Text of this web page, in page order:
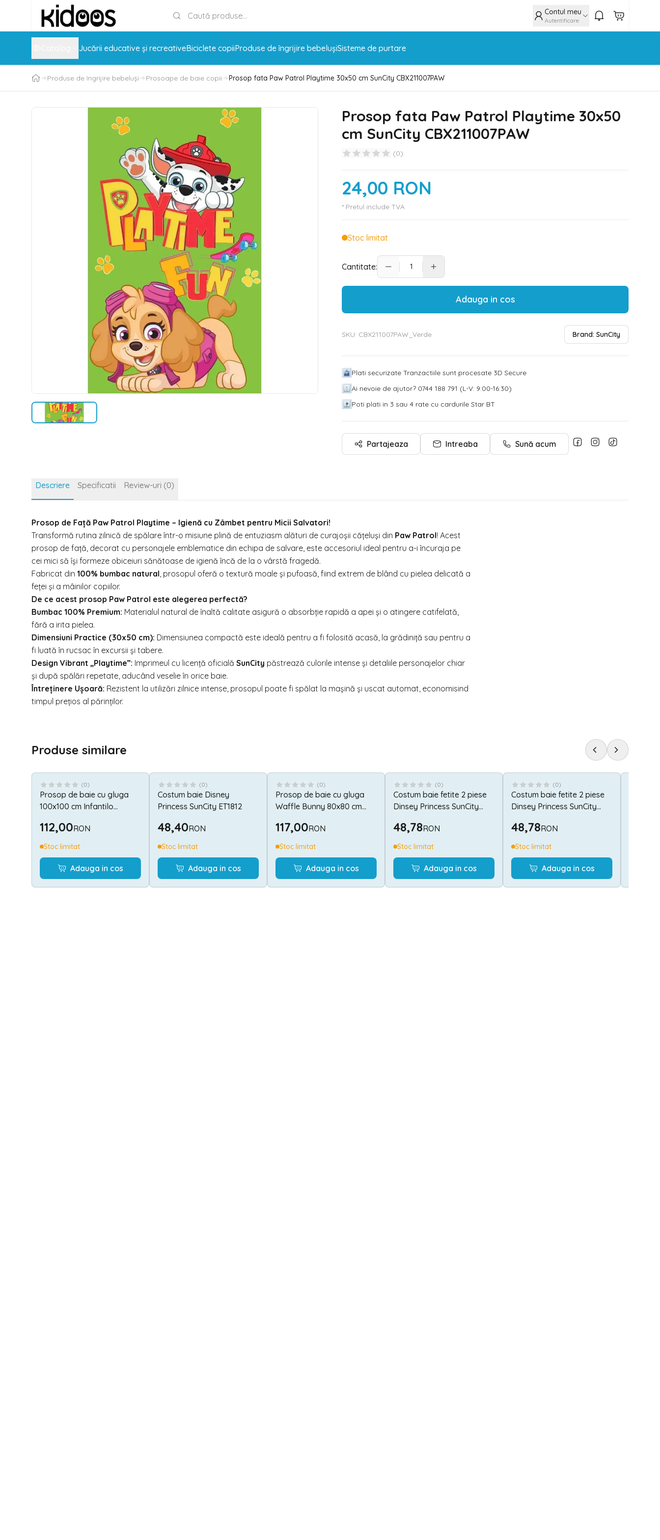
Contul meu
Autentificare
Jucării educative și recreativeBiciclete copiiProduse de îngrijire bebelușiSisteme de purtare
Produse de îngrijire bebeluși Prosoape de baie copii Prosop fata Paw Patrol Playtime 30x50 cm SunCity CBX211007PAW
Prosop fata Paw Patrol Playtime 30x50
cm SunCity CBX211007PAW
(0)
24,00 RON
* Pretul include TVA
Stoc limitat
Cantitate:
Adauga in cos
SKU: CBX211007PAW_Verde Brand: SunCity
Plati securizate Tranzactiile sunt procesate 3D Secure
Ai nevoie de ajutor? 0744 188 791 (L-V: 9:00-16:30)
Poti plati in 3 sau 4 rate cu cardurile Star BT
Partajeaza Intreaba Sună acum
Descriere Specificatii Review-uri (0)
Prosop de Față Paw Patrol Playtime – Igienă cu Zâmbet pentru Micii Salvatori!
Transformă rutina zilnică de spălare într-o misiune plină de entuziasm alături de curajoșii cățeluși din Paw Patrol! Acest
prosop de față, decorat cu personajele emblematice din echipa de salvare, este accesoriul ideal pentru a-i încuraja pe
cei mici să își formeze obiceiuri sănătoase de igienă încă de la o vârstă fragedă.
Fabricat din 100% bumbac natural, prosopul oferă o textură moale și pufoasă, fiind extrem de blând cu pielea delicată a
feței și a mâinilor copiilor.
De ce acest prosop Paw Patrol este alegerea perfectă?
Bumbac 100% Premium: Materialul natural de înaltă calitate asigură o absorbție rapidă a apei și o atingere catifelată,
fără a irita pielea.
Dimensiuni Practice (30x50 cm): Dimensiunea compactă este ideală pentru a fi folosită acasă, la grădiniță sau pentru a
fi luată în rucsac în excursii și tabere.
Design Vibrant „Playtime”: Imprimeul cu licență oficială SunCity păstrează culorile intense și detaliile personajelor chiar
și după spălări repetate, aducând veselie în orice baie.
Întreținere Ușoară: Rezistent la utilizări zilnice intense, prosopul poate fi spălat la mașină și uscat automat, economisind
timpul prețios al părinților.
Produse similare
(0)
Prosop de baie cu gluga
100x100 cm Infantilo
112,00RON
Stoc limitat
Adauga in cos
(0)
Costum baie Disney
Princess SunCity ET1812
48,40RON
Stoc limitat
Adauga in cos
(0)
Prosop de baie cu gluga
Waffle Bunny 80x80 cm
117,00RON
Stoc limitat
Adauga in cos
(0)
Costum baie fetite 2 piese
Dinsey Princess SunCity
48,78RON
Stoc limitat
Adauga in cos
(0)
Costum baie fetite 2 piese
Dinsey Princess SunCity
48,78RON
Stoc limitat
Adauga in cos